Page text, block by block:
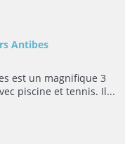
Antibes
est un magnifique 3
piscine et tennis. Il...